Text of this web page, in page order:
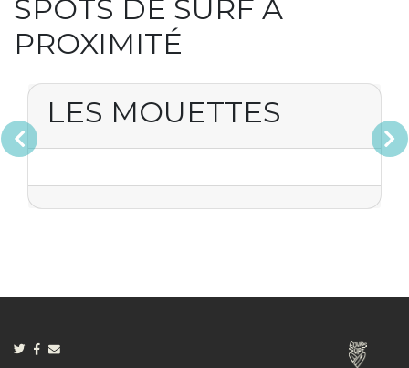
SPOTS DE SURF À
PROXIMITÉ
LES MOUETTES
Précédent